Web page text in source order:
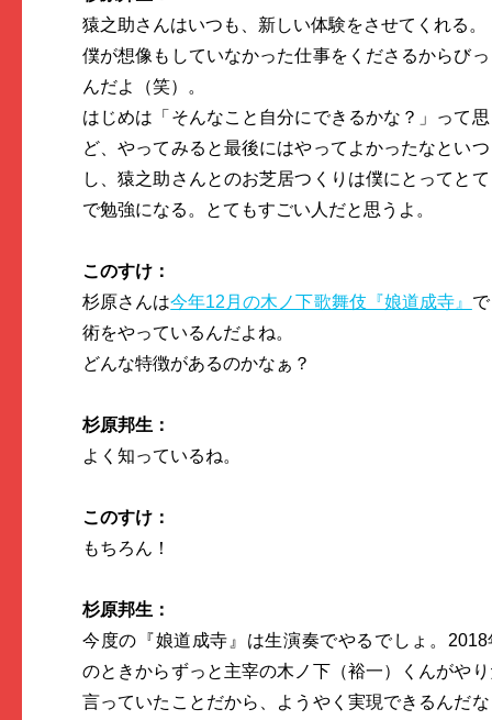
猿之助さんはいつも、新しい体験をさせてくれる。
僕が想像もしていなかった仕事をくださるからび
んだよ（笑）。
はじめは「そんなこと自分にできるかな？」って
ど、やってみると最後にはやってよかったなとい
し、猿之助さんとのお芝居つくりは僕にとってと
で勉強になる。とてもすごい人だと思うよ。
このすけ：
杉原さんは今年12月の木ノ下歌舞伎『娘道成寺』
術をやっているんだよね。
どんな特徴があるのかなぁ？
杉原邦生：
よく知っているね。
このすけ：
もちろん！
杉原邦生：
今度の『娘道成寺』は生演奏でやるでしょ。2018
のときからずっと主宰の木ノ下（裕一）くんがや
言っていたことだから、ようやく実現できるんだ